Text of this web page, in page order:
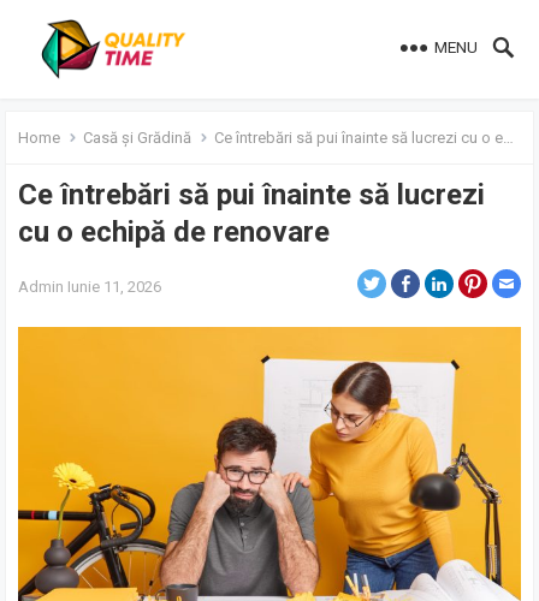
MENU
Home Casă și Grădină Ce întrebări să pui înainte să lucrezi cu o echipă de renovare
Ce întrebări să pui înainte să lucrezi
cu o echipă de renovare
Admin Iunie 11, 2026